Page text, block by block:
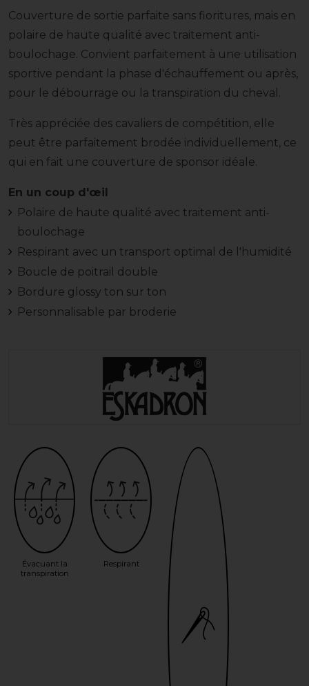
Couverture de sortie parfaite sans fioritures, mais en
polaire de haute qualité avec traitement anti-
boulochage. Convient parfaitement à une utilisation
sportive pendant la phase d'échauffement ou après,
pour le débourrage ou la transpiration du cheval.
Très appréciée des cavaliers de compétition, elle
peut être parfaitement brodée individuellement, ce
qui en fait une couverture de sponsor idéale.
En un coup d'œil
Polaire de haute qualité avec traitement anti-
boulochage
Respirant avec un transport optimal de l'humidité
Boucle de poitrail double
Bordure glossy ton sur ton
Personnalisable par broderie
Évacuant la
transpiration
Respirant